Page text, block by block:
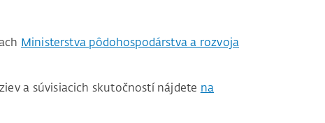
Ministerstva pôdohospodárstva a rozvoja
a súvisiacich skutočností nájdete na